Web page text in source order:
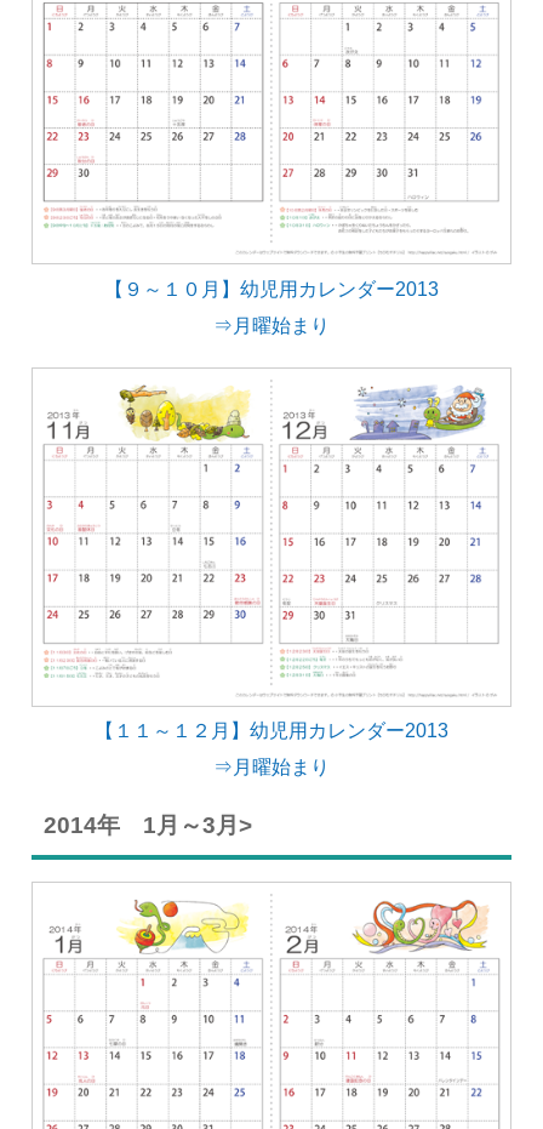
【９～１０月】幼児用カレンダー2013
⇒月曜始まり
【１１～１２月】幼児用カレンダー2013
⇒月曜始まり
2014年 1月～3月>